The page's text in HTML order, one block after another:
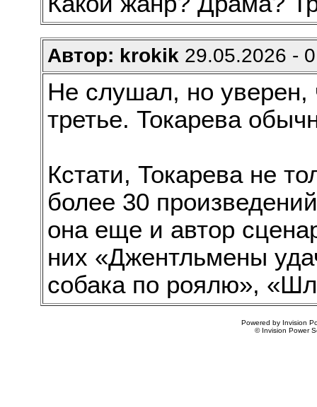
Автор: krokik 29.05.2026 -
Не слушал, но уверен,
третье. Токарева
Кстати, Токарева не
более 30
она еще и автор
них «Джентльмены
собака по роялю»,
Powered by Invision
© Invision Power